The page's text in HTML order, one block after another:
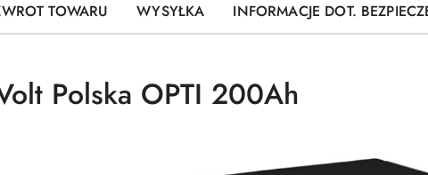
TOWARU WYSYŁKA INFORMACJE DOT.
Polska OPTI 200Ah